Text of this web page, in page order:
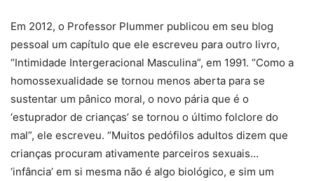
Em 2012, o Professor Plummer publicou em seu blog
pessoal um capítulo que ele escreveu para outro livro,
“Intimidade Intergeracional Masculina”, em 1991. “Como a
homossexualidade se tornou menos aberta para se
sustentar um pânico moral, o novo pária que é o
‘estuprador de crianças’ se tornou o último folclore do
mal”, ele escreveu. “Muitos pedófilos adultos dizem que
crianças procuram ativamente parceiros sexuais…
‘infância’ em si mesma não é algo biológico, e sim um